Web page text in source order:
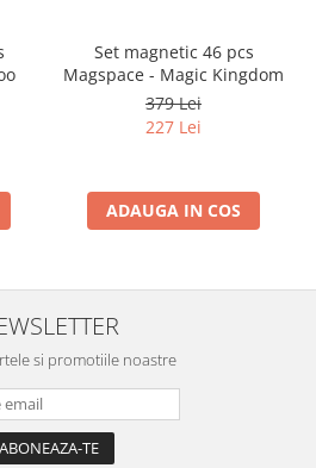
Set magnetic 46 pcs
Magspace - Magic Kingdom
379 Lei
227 Lei
ADAUGA IN COS
si promotiile noastre